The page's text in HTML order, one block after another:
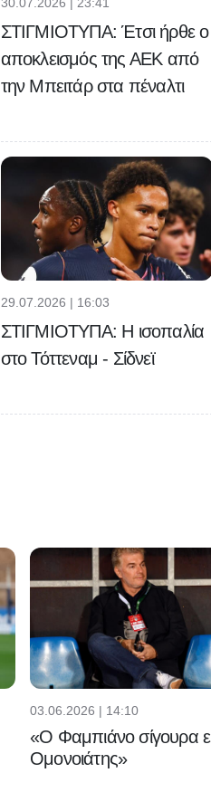
ΣΤΙΓΜΙΟΤΥΠΑ: Έτσι ήρθε ο
αποκλεισμός της ΑΕΚ από
την Μπειτάρ στα πέναλτι
29.07.2026 | 16:03
ΣΤΙΓΜΙΟΤΥΠΑ: Η ισοπαλία
στο Τόττεναμ - Σίδνεϊ
03.06.2026 | 14:10
«Ο Φαμπιάνο σίγουρα
Ομονοιάτης»